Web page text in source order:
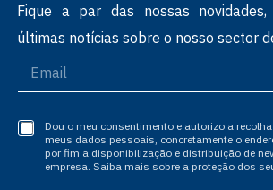
Fique a par das nossas
últimas notícias sobre o nosso sector
Dou o meu consentimento e autorizo a
meus dados pessoais, concretamente o
por fim a disponibilização e distribuição de
empresa. Saiba mais sobre a proteção dos